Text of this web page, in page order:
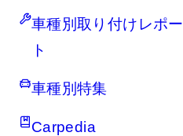
車種別取り付けレポー
ト
車種別特集
Carpedia